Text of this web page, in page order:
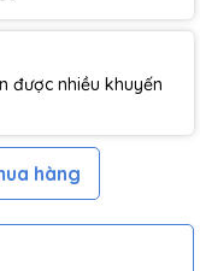
được nhiều khuyến
hàng